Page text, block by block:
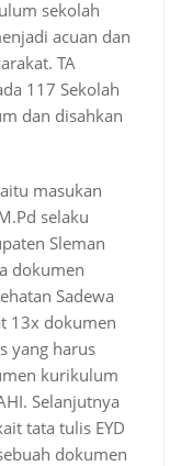
sekolah
acuan dan
TA
117 Sekolah
dan disahkan
masukan
selaku
Sleman
dokumen
Sadewa
13x dokumen
yang harus
kurikulum
Selanjutnya
tata tulis EYD
dokumen